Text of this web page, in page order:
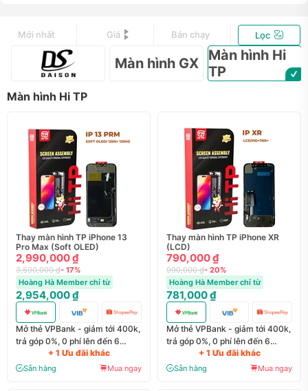
Mới nhất Giá Bán chạy Lọc
Màn hình GX
Màn hình Hi
TP
Màn hình Hi TP
Thay màn hình TP iPhone 13
Pro Max (Soft OLED)
2,990,000 ₫
3,590,000 ₫- 17%
Hoàng Hà Member chỉ từ
2,954,000 ₫
Mở thẻ VPBank - giảm tới 400k,
trả góp 0%, 0 phí lên đến 6
+ 1 Ưu đãi khác
Sẵn hàng Mua ngay
Thay màn hình TP iPhone XR
(LCD)
790,000 ₫
990,000 ₫- 20%
Hoàng Hà Member chỉ từ
781,000 ₫
Mở thẻ VPBank - giảm tới 400k,
trả góp 0%, 0 phí lên đến 6
+ 1 Ưu đãi khác
Sẵn hàng Mua ngay